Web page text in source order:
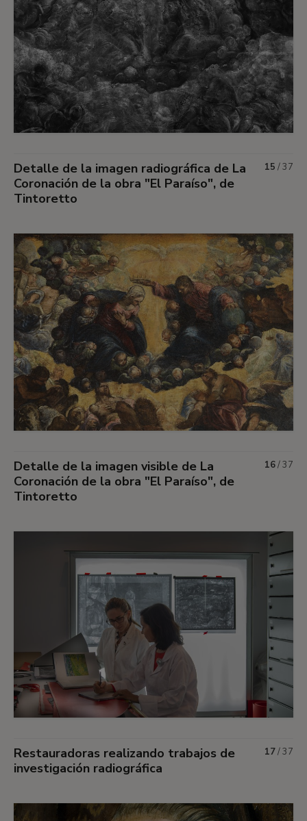
Detalle de la imagen radiográfica de La
Coronación de la obra "El Paraíso", de
Tintoretto
15 /37
Detalle de la imagen visible de La
Coronación de la obra "El Paraíso", de
Tintoretto
16/37
Restauradoras realizando trabajos de
investigación radiográfica
17/37